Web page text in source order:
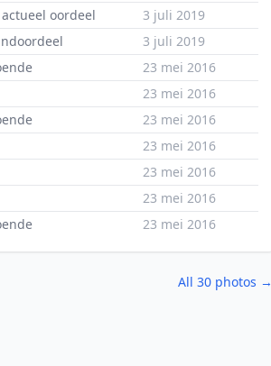
oordeel
3 juli 2019
3 juli 2019
23 mei 2016
23 mei 2016
23 mei 2016
23 mei 2016
23 mei 2016
23 mei 2016
23 mei 2016
All 30 photos →